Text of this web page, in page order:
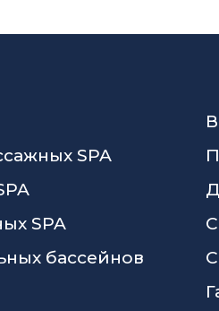
SPA
SPA
бассейнов